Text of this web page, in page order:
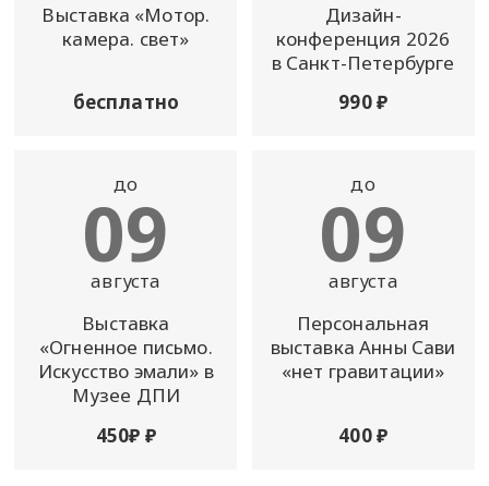
Выставка «Мотор.
камера. свет»
бесплатно
Дизайн-
конференция 2026
в Санкт-Петербурге
990 ₽
до
09
августа
Выставка
«Огненное письмо.
Искусство эмали» в
Музее ДПИ
450₽ ₽
до
09
августа
Персональная
выставка Анны Сави
«нет гравитации»
400 ₽